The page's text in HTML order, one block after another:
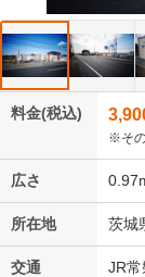
料金(税込)
※その
広さ
所在地 茨城
交通 JR